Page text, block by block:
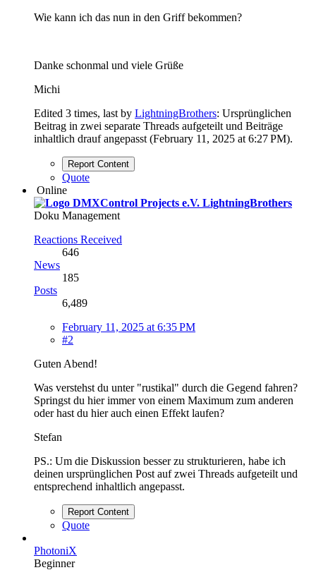
Wie kann ich das nun in den Griff bekommen?
Danke schonmal und viele Grüße
Michi
Edited 3 times, last by LightningBrothers: Ursprünglichen
Beitrag in zwei separate Threads aufgeteilt und Beiträge
inhaltlich drauf angepasst (February 11, 2025 at 6:27 PM).
Report Content
Quote
Online
LightningBrothers
Doku Management
Reactions Received
646
News
185
Posts
6,489
February 11, 2025 at 6:35 PM
#2
Guten Abend!
Was verstehst du unter "rustikal" durch die Gegend fahren?
Springst du hier immer von einem Maximum zum anderen
oder hast du hier auch einen Effekt laufen?
Stefan
PS.: Um die Diskussion besser zu strukturieren, habe ich
deinen ursprünglichen Post auf zwei Threads aufgeteilt und
entsprechend inhaltlich angepasst.
Report Content
Quote
PhotoniX
Beginner